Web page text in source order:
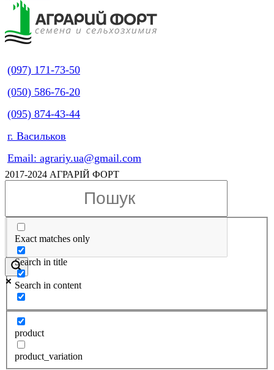
(097) 171-73-50
(050) 586-76-20
(095) 874-43-44
г. Васильков
Email: agrariy.ua@gmail.com
2017-2024 АГРАРІЙ ФОРТ
Exact matches only
Search in title
Search in content
product
product_variation